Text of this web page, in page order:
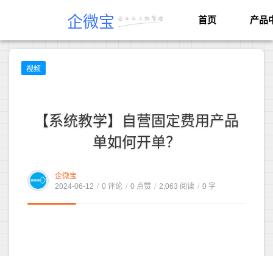
企微宝 首页 产品
视频
【系统教学】自营固定费用产品
单如何开单？
企微宝
2024-06-12 / 0 评论 / 0 点赞 / 2,063 阅读 / 0 字